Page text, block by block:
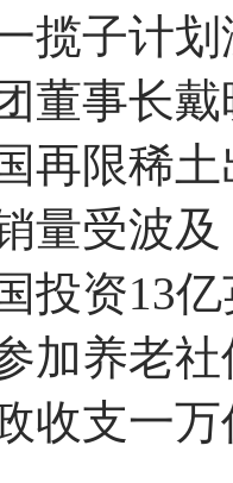
揽子计
董事长
再限稀
量受波
投资13
加养老
收支一